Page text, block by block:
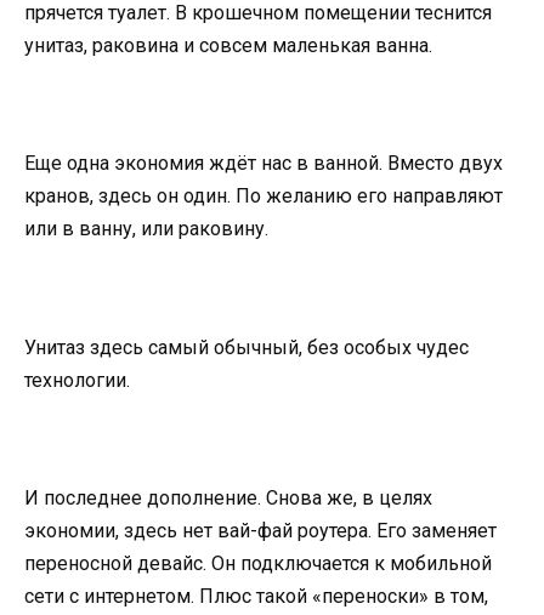
прячется туалет. В крошечном помещении теснится
унитаз, раковина и совсем маленькая ванна.
Еще одна экономия ждёт нас в ванной. Вместо двух
кранов, здесь он один. По желанию его направляют
или в ванну, или раковину.
Унитаз здесь самый обычный, без особых чудес
технологии.
И последнее дополнение. Снова же, в целях
экономии, здесь нет вай-фай роутера. Его заменяет
переносной девайс. Он подключается к мобильной
сети с интернетом. Плюс такой «переноски» в том,